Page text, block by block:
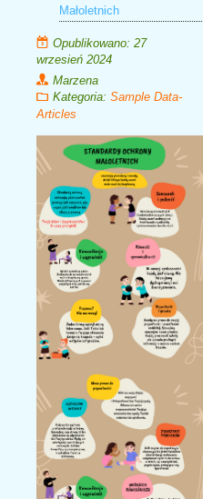
Małoletnich
Opublikowano: 27
wrzesień 2024
Marzena
Kategoria: Sample Data-
Articles